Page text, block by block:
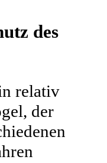
des
relativ
der